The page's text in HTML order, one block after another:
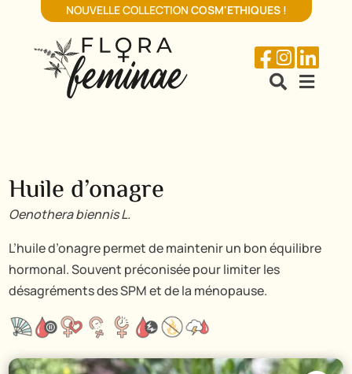
NOUVELLE COLLECTION COSM'ETHIQUES!
  
 
Huile d’onagre
Oenothera biennis L.
L’huile d’onagre permet de maintenir un bon équilibre
hormonal. Souvent préconisée pour limiter les
désagréments des SPM et de la ménopause.